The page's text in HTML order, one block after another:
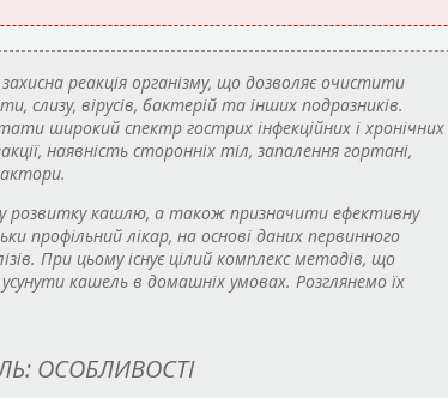
реакція організму, що дозволяє очистити
слизу, вірусів, бактерій та інших подразників.
широкий спектр гострих інфекційних і хронічних
наявність сторонніх тіл, запалення гортані,
розвитку кашлю, а також призначити ефективну
профільний лікар, на основі даних первинного
При цьому існує цілий комплекс методів, що
кашель в домашніх умовах. Розглянемо їх
ОСОБЛИВОСТІ